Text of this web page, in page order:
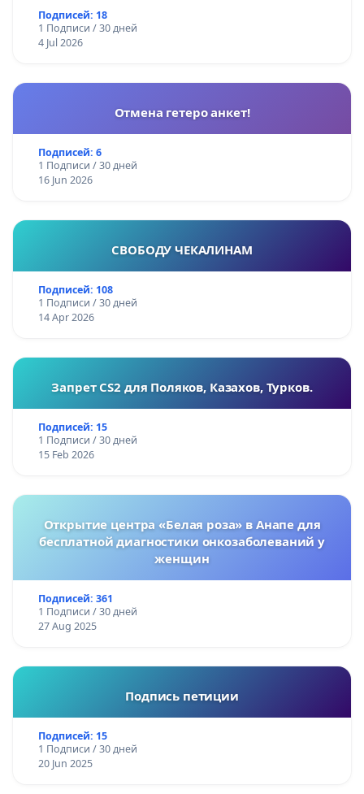
Подписей: 18
1 Подписи / 30 дней
4 Jul 2026
Отмена гетеро анкет!
Подписей: 6
1 Подписи / 30 дней
16 Jun 2026
СВОБОДУ ЧЕКАЛИНАМ
Подписей: 108
1 Подписи / 30 дней
14 Apr 2026
Запрет CS2 для Поляков, Казахов, Турков.
Подписей: 15
1 Подписи / 30 дней
15 Feb 2026
Открытие центра «Белая роза» в Анапе для
бесплатной диагностики онкозаболеваний у
женщин
Подписей: 361
1 Подписи / 30 дней
27 Aug 2025
Подпись петиции
Подписей: 15
1 Подписи / 30 дней
20 Jun 2025